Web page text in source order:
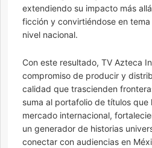
extendiendo su impacto más
ficción y convirtiéndose en
nivel nacional.
Con este resultado, TV Azteca
compromiso de producir y
calidad que trascienden
suma al portafolio de títulos que
mercado internacional,
un generador de historias
conectar con audiencias en